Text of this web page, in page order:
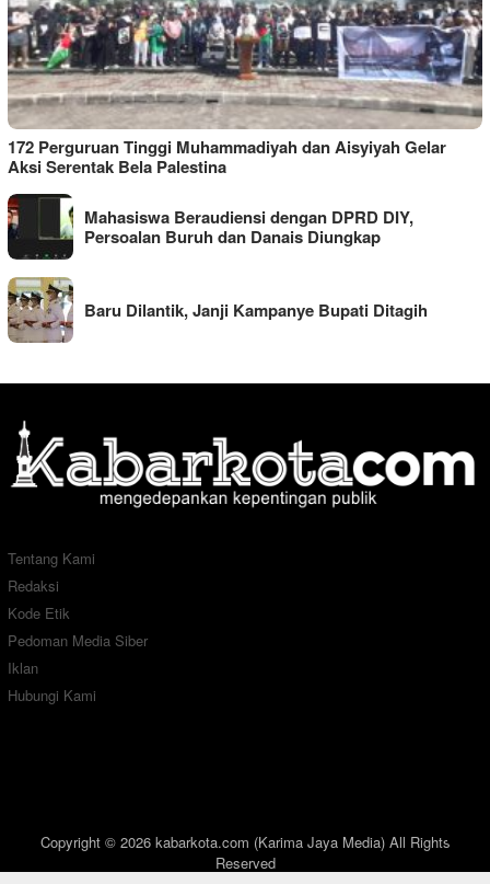
172 Perguruan Tinggi Muhammadiyah dan Aisyiyah Gelar
Aksi Serentak Bela Palestina
Mahasiswa Beraudiensi dengan DPRD DIY,
Persoalan Buruh dan Danais Diungkap
Baru Dilantik, Janji Kampanye Bupati Ditagih
Tentang Kami
Redaksi
Kode Etik
Pedoman Media Siber
Iklan
Hubungi Kami
Copyright © 2026 kabarkota.com (Karima Jaya Media) All Rights
Reserved